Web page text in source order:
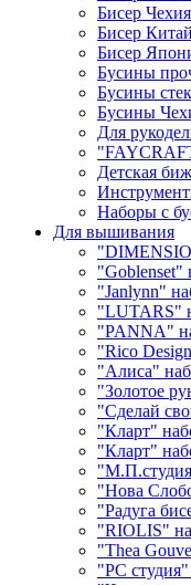
Бисер
Бисер Китай
Бисер
Бусины
Бусины
Бусины
Для
Детская
Наборы с
Для вышивания
"Goblenset"
"Janlynn"
"LUTARS"
"PANNA"
"Rico
"Алиса"
"Золотое
"Сделай
"Кларт"
"Кларт"
"Нова
"Радуга
"RIOLIS"
"Thea
"РС